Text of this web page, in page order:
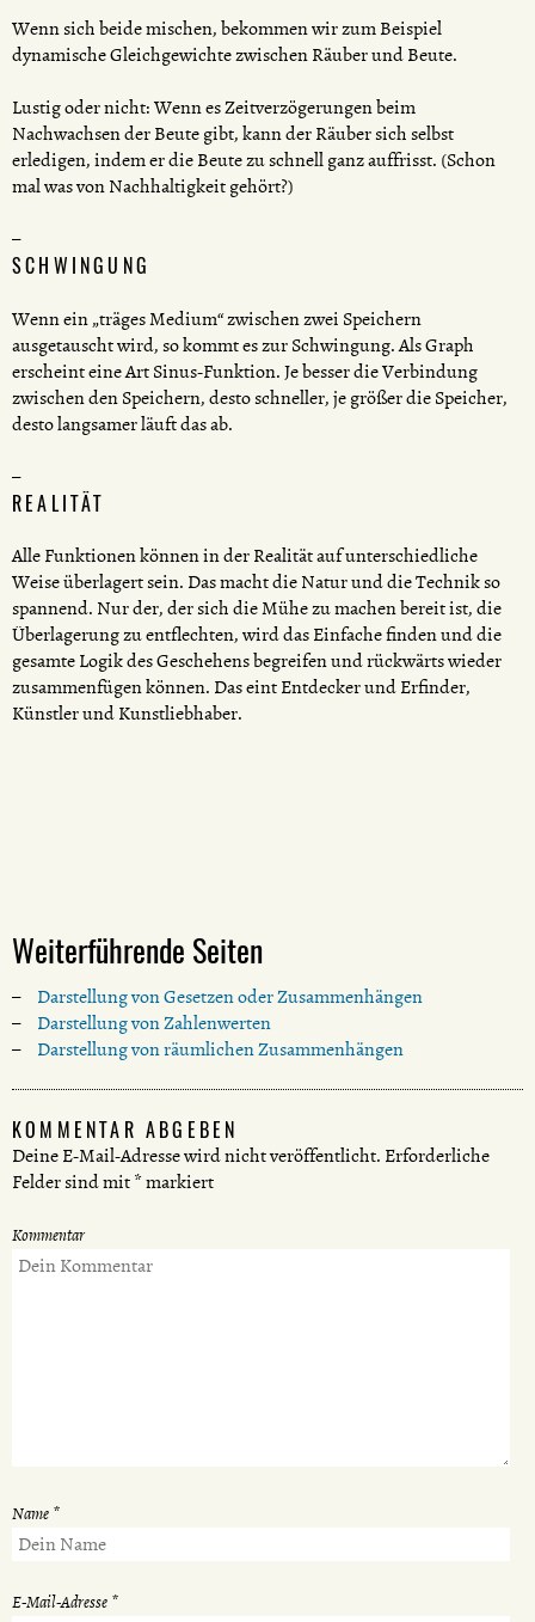
Wenn sich beide mischen, bekommen wir zum Beispiel
dynamische Gleichgewichte zwischen Räuber und Beute.
Lustig oder nicht: Wenn es Zeitverzögerungen beim
Nachwachsen der Beute gibt, kann der Räuber sich selbst
erledigen, indem er die Beute zu schnell ganz auffrisst. (Schon
mal was von Nachhaltigkeit gehört?)
SCHWINGUNG
Wenn ein „träges Medium“ zwischen zwei Speichern
ausgetauscht wird, so kommt es zur Schwingung. Als Graph
erscheint eine Art Sinus-Funktion. Je besser die Verbindung
zwischen den Speichern, desto schneller, je größer die Speicher,
desto langsamer läuft das ab.
REALITÄT
Alle Funktionen können in der Realität auf unterschiedliche
Weise überlagert sein. Das macht die Natur und die Technik so
spannend. Nur der, der sich die Mühe zu machen bereit ist, die
Überlagerung zu entflechten, wird das Einfache finden und die
gesamte Logik des Geschehens begreifen und rückwärts wieder
zusammenfügen können. Das eint Entdecker und Erfinder,
Künstler und Kunstliebhaber.
Weiterführende Seiten
Darstellung von Gesetzen oder Zusammenhängen
Darstellung von Zahlenwerten
Darstellung von räumlichen Zusammenhängen
KOMMENTAR ABGEBEN
Deine E-Mail-Adresse wird nicht veröffentlicht. Erforderliche
Felder sind mit*markiert
Kommentar
Name *
E-Mail-Adresse *